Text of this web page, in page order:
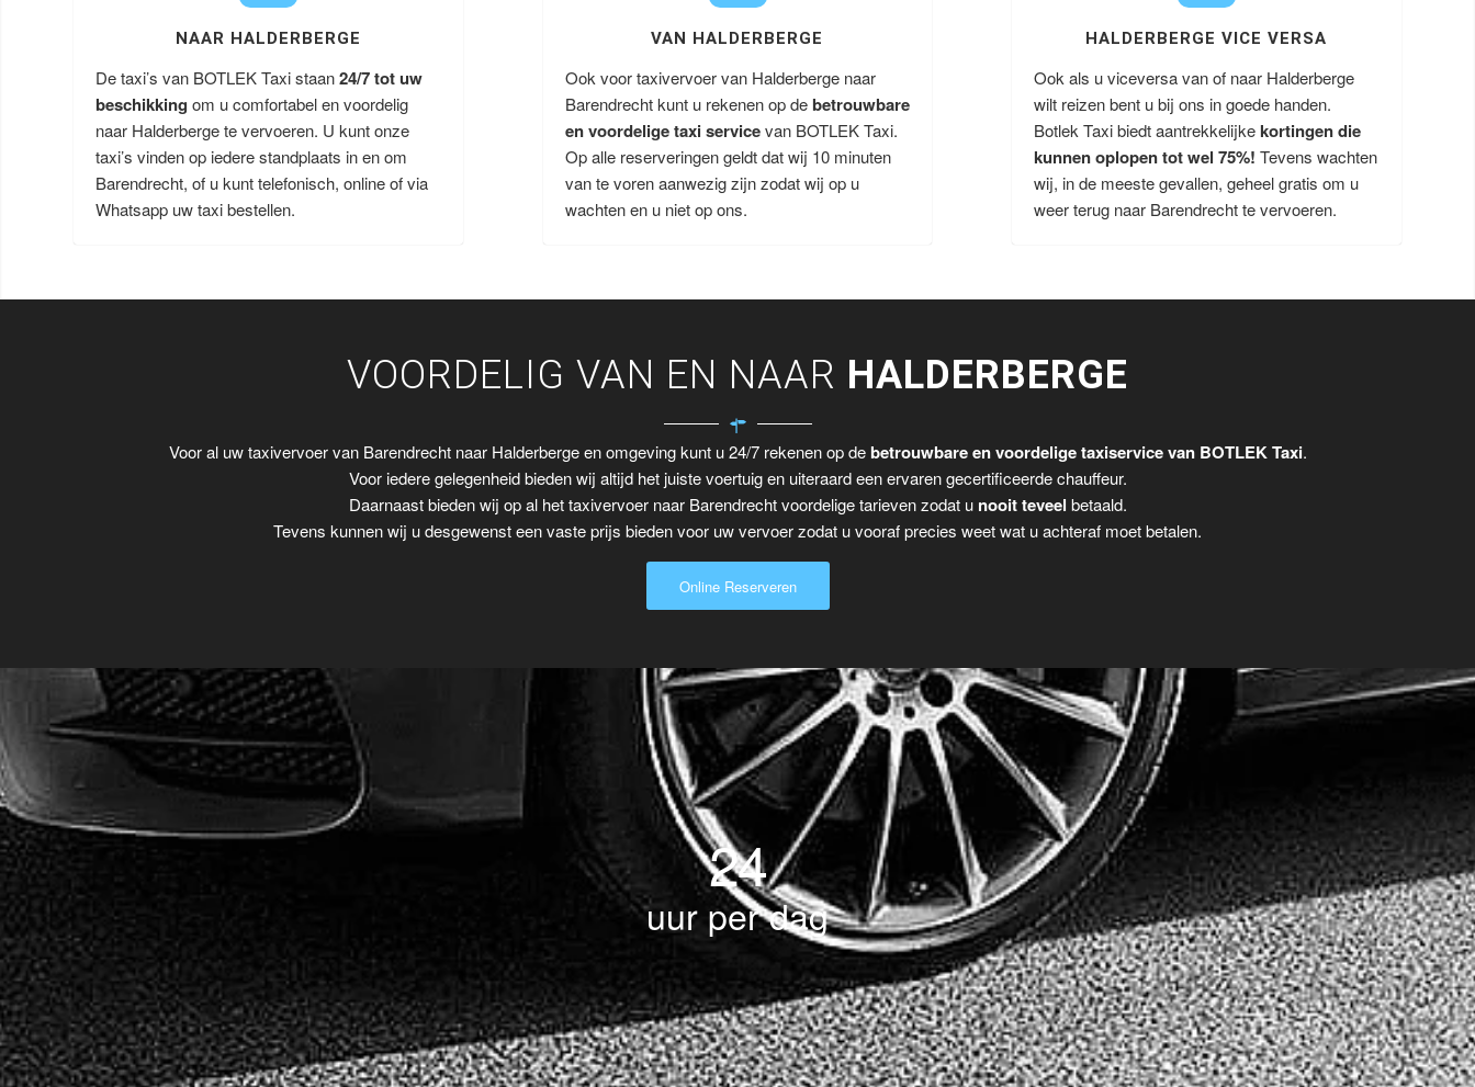
NAAR HALDERBERGE
De taxi’s van BOTLEK Taxi staan24/7 tot uw
beschikking om u comfortabel en voordelig
naar Halderberge te vervoeren. U kunt onze
taxi’s vinden op iedere standplaats in en om
Barendrecht, of u kunt telefonisch, online of via
Whatsapp uw taxi bestellen.
VAN HALDERBERGE
Ook voor taxivervoer van Halderberge naar
Barendrecht kunt u rekenen op debetrouwbare
en voordelige taxi servicevan BOTLEK Taxi.
Op alle reserveringen geldt dat wij 10 minuten
van te voren aanwezig zijn zodat wij op u
wachten en u niet op ons.
HALDERBERGE VICE VERSA
Ook als u viceversa van of naar Halderberge
wilt reizen bent u bij ons in goede handen.
Botlek Taxi biedt aantrekkelijkekortingen die
kunnen oplopen tot wel 75%!Tevens wachten
wij, in de meeste gevallen, geheel gratis om u
weer terug naar Barendrecht te vervoeren.
VOORDELIG VAN EN NAAR HALDERBERGE
Voor al uw taxivervoer van Barendrecht naar Halderberge en omgeving kunt u 24/7 rekenen op debetrouwbare en voordelige taxiservice van BOTLEK Taxi.
Voor iedere gelegenheid bieden wij altijd het juiste voertuig en uiteraard een ervaren gecertificeerde chauffeur.
Daarnaast bieden wij op al het taxivervoer naar Barendrecht voordelige tarieven zodat u nooit teveel betaald.
Tevens kunnen wij u desgewenst een vaste prijs bieden voor uw vervoer zodat u vooraf precies weet wat u achteraf moet betalen.
Online Reserveren
24
uur per dag